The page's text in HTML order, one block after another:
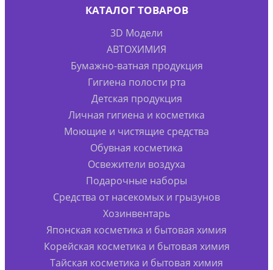
КАТАЛОГ ТОВАРОВ
3D Модели
АВТОХИМИЯ
Бумажно-ватная продукция
Гигиена полости рта
Детская продукция
Личная гигиена и косметика
Моющие и чистящие средства
Обувная косметика
Освежители воздуха
Подарочные наборы
Средства от насекомых и грызунов
Хозинвентарь
Японская косметика и бытовая химия
Корейская косметика и бытовая химия
Тайская косметика и бытовая химия